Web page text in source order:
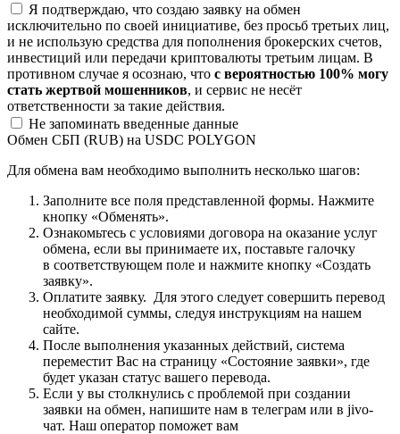
Я подтверждаю, что создаю заявку на обмен
исключительно по своей инициативе, без просьб третьих лиц,
и не использую средства для пополнения брокерских счетов,
инвестиций или передачи криптовалюты третьим лицам. В
противном случае я осознаю, что с вероятностью 100% могу
стать жертвой мошенников, и сервис не несёт
ответственности за такие действия.
Не запоминать введенные данные
Обмен СБП (RUB) на USDC POLYGON
Для обмена вам необходимо выполнить несколько шагов:
Заполните все поля представленной формы. Нажмите
кнопку «Обменять».
Ознакомьтесь с условиями договора на оказание услуг
обмена, если вы принимаете их, поставьте галочку
в соответствующем поле и нажмите кнопку «Создать
заявку».
Оплатите заявку. Для этого следует совершить перевод
необходимой суммы, следуя инструкциям на нашем
сайте.
После выполнения указанных действий, система
переместит Вас на страницу «Состояние заявки», где
будет указан статус вашего перевода.
Если у вы столкнулись с проблемой при создании
заявки на обмен, напишите нам в телеграм или в jivo-
чат. Наш оператор поможет вам